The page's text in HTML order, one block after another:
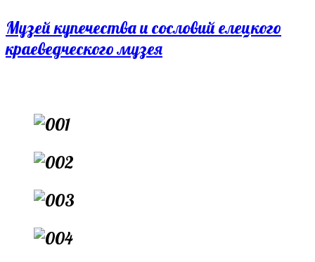
Перейти
к
Музей купечества и сословий елецкого
краеведческого музея